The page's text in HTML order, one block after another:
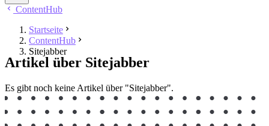
ContentHub
Startseite
ContentHub
Sitejabber
Artikel über Sitejabber
Es gibt noch keine Artikel über "Sitejabber".